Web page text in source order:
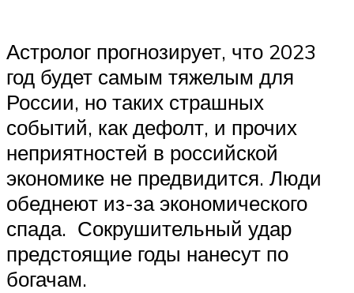
Астролог прогнозирует, что 2023
год будет самым тяжелым для
России, но таких страшных
событий, как дефолт, и прочих
неприятностей в российской
экономике не предвидится. Люди
обеднеют из-за экономического
спада. Сокрушительный удар
предстоящие годы нанесут по
богачам.